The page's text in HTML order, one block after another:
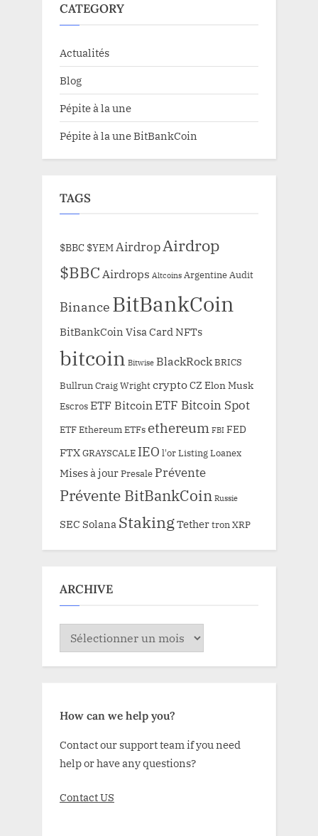
CATEGORY
Actualités
Blog
Pépite à la une
Pépite à la une BitBankCoin
TAGS
$BBC $YEMAirdropAirdrop
$BBCAirdrops Altcoins ArgentineAudit
Binance BitBankCoin
BitBankCoin Visa Card NFTs
bitcoin Bitwise BlackRockBRICS
BullrunCraig WrightcryptoCZ Elon Musk
EscrosETF Bitcoin ETF Bitcoin Spot
ETF EthereumETFs ethereum FBI FED
FTXGRAYSCALE IEO l'orListingLoanex
Mises à jourPresale Prévente
Prévente BitBankCoin Russie
SEC Solana StakingTethertronXRP
ARCHIVE
ARCHIVE
How can we help you?
Contact our support team if you need
help or have any questions?
Contact US